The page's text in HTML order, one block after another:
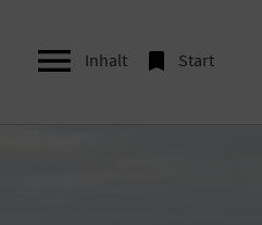
 Inhalt  Start